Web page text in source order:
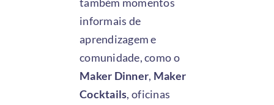
informais de
aprendizagem e
comunidade, como o
Maker Dinner, Maker
Cocktails, oficinas